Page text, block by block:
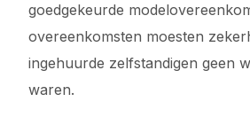
goedgekeurde
overeenkomsten moesten
ingehuurde zelfstandigen geen
waren.